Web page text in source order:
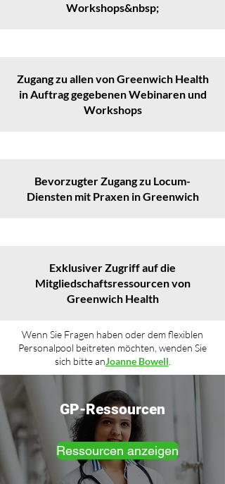
Workshops&nbsp;
Zugang zu allen von Greenwich Health
in Auftrag gegebenen Webinaren und
Workshops
Bevorzugter Zugang zu Locum-
Diensten mit Praxen in Greenwich
Exklusiver Zugriff auf die
Mitgliedschaftsressourcen von
Greenwich Health
Wenn Sie Fragen haben oder dem flexiblen
Personalpool beitreten möchten, wenden Sie
sich bitte anJoanne Bowell
GP-Ressourcen
Ressourcen anzeigen